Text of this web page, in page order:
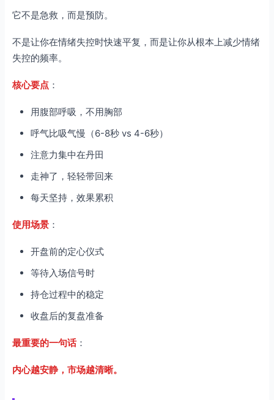
它不是急救，而是预防。
不是让你在情绪失控时快速平复，而是让你从根本上减少情绪
失控的频率。
核心要点 ：
用腹部呼吸，不用胸部
呼气比吸气慢（6-8秒 vs 4-6秒）
注意力集中在丹田
走神了，轻轻带回来
每天坚持，效果累积
使用场景 ：
开盘前的定心仪式
等待入场信号时
持仓过程中的稳定
收盘后的复盘准备
最重要的一句话：
内心越安静，市场越清晰。